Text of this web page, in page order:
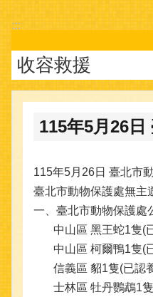
:::
收容救援
115年5月26
115年5月26日 臺北市
臺北市動物保護處無主
一、臺北市動物保護處
中山區 黑王蛇1隻(
中山區 柯爾鴨1隻(
信義區 貂1隻(已認
士林區 牡丹鸚鵡1隻